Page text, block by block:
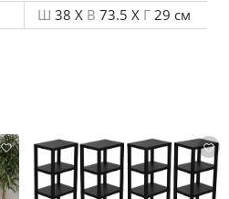
Ш 38 X В 73.5 X Г 29 см